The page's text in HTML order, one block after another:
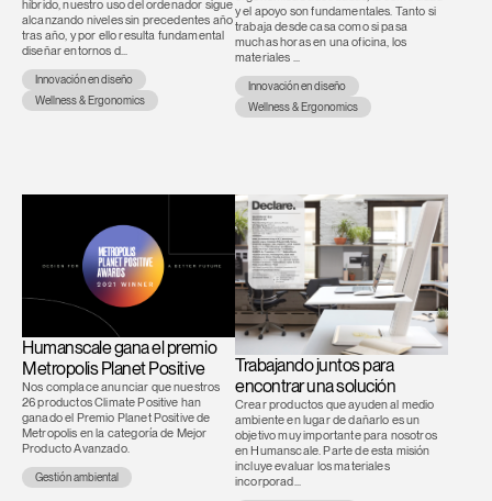
híbrido, nuestro uso del ordenador sigue
alcanzando niveles sin precedentes año
tras año, y por ello resulta fundamental
diseñar entornos d...
Innovación en diseño
Wellness & Ergonomics
y el apoyo son fundamentales. Tanto si
trabaja desde casa como si pasa
muchas horas en una oficina, los
materiales ...
Innovación en diseño
Wellness & Ergonomics
Humanscale gana el premio
Metropolis Planet Positive
Nos complace anunciar que nuestros
26 productos Climate Positive han
ganado el Premio Planet Positive de
Metropolis en la categoría de Mejor
Producto Avanzado.
Gestión ambiental
Trabajando juntos para
encontrar una solución
Crear productos que ayuden al medio
ambiente en lugar de dañarlo es un
objetivo muy importante para nosotros
en Humanscale. Parte de esta misión
incluye evaluar los materiales
incorporad...